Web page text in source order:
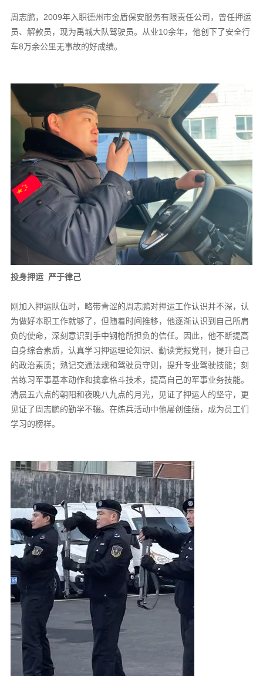
周志鹏，2009年入职德州市金盾保安服务有限责任公司，曾任押运
员、解款员，现为禹城大队驾驶员。从业10余年，他创下了安全行
车8万余公里无事故的好成绩。
投身押运 严于律己
刚加入押运队伍时，略带青涩的周志鹏对押运工作认识并不深，认
为做好本职工作就够了，但随着时间推移，他逐渐认识到自己所肩
负的使命，深刻意识到手中钢枪所担负的信任。因此，他不断提高
自身综合素质，认真学习押运理论知识、勤读党报党刊，提升自己
的政治素质；熟记交通法规和驾驶员守则，提升专业驾驶技能；刻
苦练习军事基本动作和擒拿格斗技术，提高自己的军事业务技能。
清晨五六点的朝阳和夜晚八九点的月光，见证了押运人的坚守，更
见证了周志鹏的勤学不辍。在练兵活动中他屡创佳绩，成为员工们
学习的榜样。